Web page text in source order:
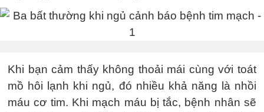
Khi bạn cảm thấy không thoải mái cùng với toát
mồ hôi lạnh khi ngủ, đó nhiều khả năng là nhồi
máu cơ tim. Khi mạch máu bị tắc, bệnh nhân sẽ